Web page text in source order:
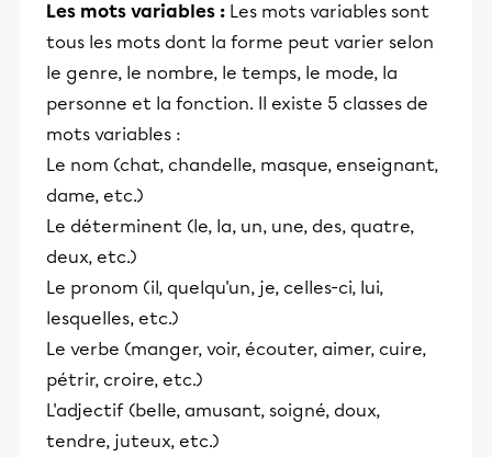
Les mots variables : Les mots variables sont
tous les mots dont la forme peut varier selon
le genre, le nombre, le temps, le mode, la
personne ​​et la fonction. Il existe 5 classes de
mots variables :
Le nom (chat, chandelle, masque, enseignant,
dame, etc.)
Le déterminent (le, la, un, une, des, quatre,
deux, etc.)
Le pronom (il, quelqu'un, je, celles-ci, lui,
lesquelles, etc.)
Le verbe (manger, voir, écouter, aimer, cuire,
pétrir, croire, etc.)
L'adjectif (belle, amusant, soigné, doux,
tendre, juteux, etc.)